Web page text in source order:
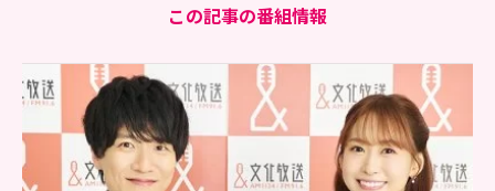
この記事の番組情報